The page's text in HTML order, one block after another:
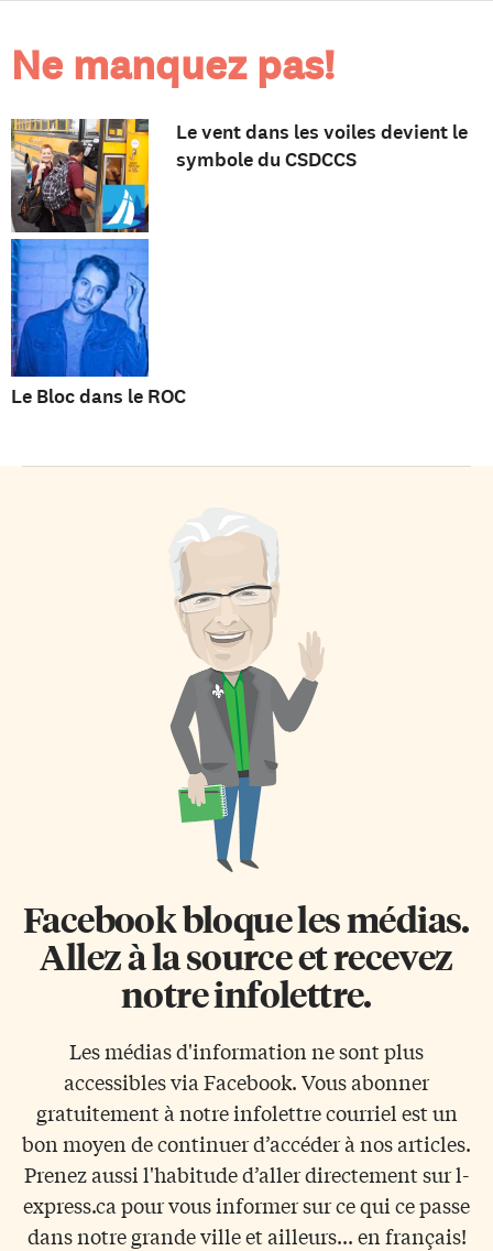
Ne manquez pas!
Le vent dans les voiles devient le
symbole du CSDCCS
Le Bloc dans le ROC
Facebook bloque les médias.
Allez à la source et recevez
notre infolettre.
Les médias d'information ne sont plus
accessibles via Facebook. Vous abonner
gratuitement à notre infolettre courriel est un
bon moyen de continuer d’accéder à nos articles.
Prenez aussi l'habitude d’aller directement sur l-
express.ca pour vous informer sur ce qui ce passe
dans notre grande ville et ailleurs... en français!